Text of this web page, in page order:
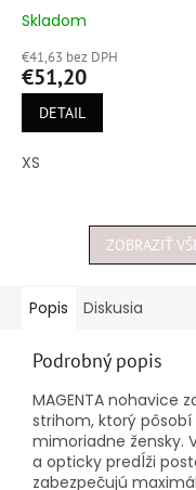
Priemerné
produktu
je
5,0
hviezdičiek.
Skladom
€41,63 bez DPH
€51,20
DETAIL
XS
ZOBRAZIŤ
Popis Diskusia
Podrobný popis
MAGENTA nohavice
strihom, ktorý
mimoriadne žensky.
a opticky predĺži
zabezpečujú